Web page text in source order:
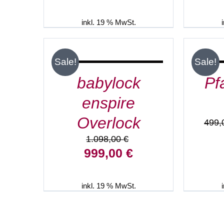
inkl. 19 % MwSt.
Sale!
IN
babylock
enspire
Overlock
1.098,00€
Ursprünglicher
1.098,00 €
999,00€Aktueller
999,00 €.
inkl. 19 % MwSt.
Sale!